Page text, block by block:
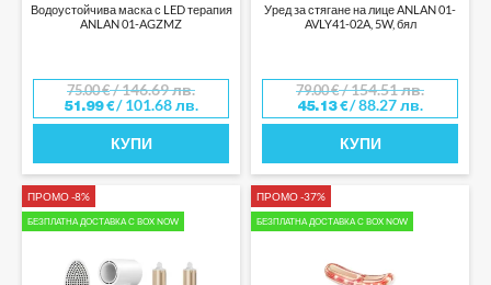
Водоустойчива маска с LED терапия
ANLAN 01-AGZMZ
75.00€/ 146.69 лв.
51.99€/ 101.68 лв.
КУПИ
Уред за стягане на лице ANLAN 01-
AVLY41-02A, 5W, бял
79.00€/ 154.51 лв.
45.13€/ 88.27 лв.
КУПИ
ПРОМО -8%
БЕЗПЛАТНА ДОСТАВКА С BOX NOW
ПРОМО -37%
БЕЗПЛАТНА ДОСТАВКА С BOX NOW